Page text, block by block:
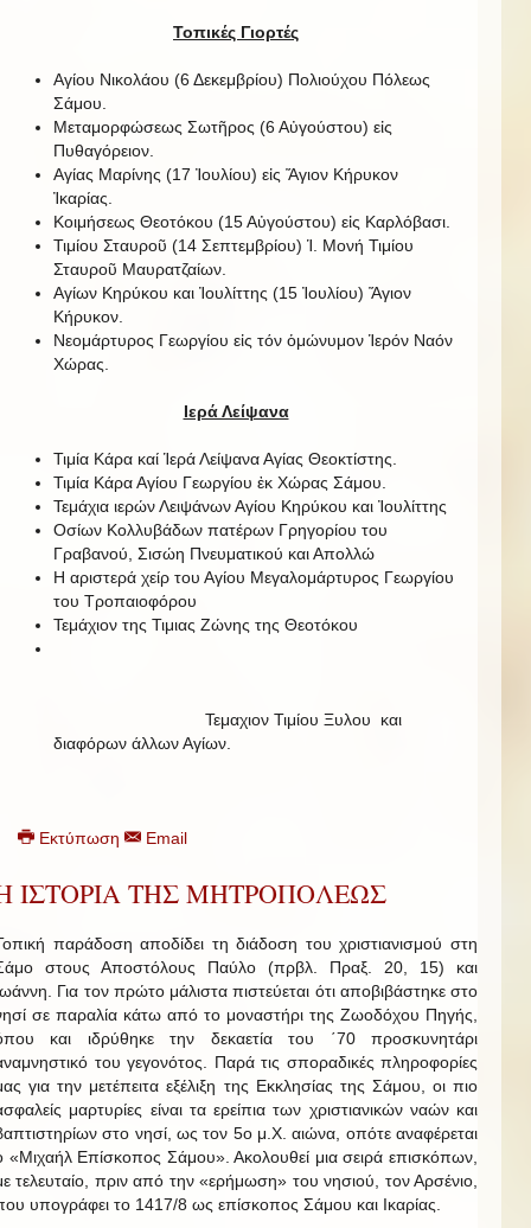
Τοπικές Γιορτές
Αγίου Νικολάου (6 Δεκεμβρίου) Πολιούχου Πόλεως
Σάμου.
Μεταμορφώσεως Σωτῆρος (6 Αὐγούστου) εἰς
Πυθαγόρειον.
Αγίας Μαρίνης (17 Ἰουλίου) εἰς Ἅγιον Κήρυκον
Ἰκαρίας.
Κοιμήσεως Θεοτόκου (15 Αὐγούστου) εἰς Καρλόβασι.
Τιμίου Σταυροῦ (14 Σεπτεμβρίου) Ἱ. Μονή Τιμίου
Σταυροῦ Μαυρατζαίων.
Αγίων Κηρύκου και Ἰουλίττης (15 Ἰουλίου) Ἅγιον
Κήρυκον.
Νεομάρτυρος Γεωργίου εἰς τόν ὁμώνυμον Ἱερόν Ναόν
Χώρας.
Ιερά Λείψανα
Τιμία Κάρα καί Ἱερά Λείψανα Αγίας Θεοκτίστης.
Τιμία Κάρα Αγίου Γεωργίου ἐκ Χώρας Σάμου.
Τεμάχια ιερών Λειψάνων Αγίου Κηρύκου και Ἰουλίττης
Οσίων Κολλυβάδων πατέρων Γρηγορίου του
Γραβανού, Σισώη Πνευματικού και Απολλώ
Η αριστερά χείρ του Αγίου Μεγαλομάρτυρος Γεωργίου
του Τροπαιοφόρου
Τεμάχιον της Τιμιας Ζώνης της Θεοτόκου
Τεμαχιον Τιμίου Ξυλου και
διαφόρων άλλων Αγίων.
Εκτύπωση Email
ΙΣΤΟΡΙΑ ΤΗΣ ΜΗΤΡΟΠΟΛΕΩΣ
παράδοση αποδίδει τη διάδοση του χριστιανισμού στη
στους Αποστόλους Παύλο (πρβλ. Πραξ. 20, 15) και
Για τον πρώτο μάλιστα πιστεύεται ότι αποβιβάστηκε στο
σε παραλία κάτω από το μοναστήρι της Ζωοδόχου Πηγής,
και ιδρύθηκε την δεκαετία του ΄70 προσκυνητάρι
του γεγονότος. Παρά τις σποραδικές πληροφορίες
για την μετέπειτα εξέλιξη της Εκκλησίας της Σάμου, οι πιο
μαρτυρίες είναι τα ερείπια των χριστιανικών ναών και
στο νησί, ως τον 5ο μ.Χ. αιώνα, οπότε αναφέρεται
«Μιχαήλ Επίσκοπος Σάμου». Ακολουθεί μια σειρά επισκόπων,
τελευταίο, πριν από την «ερήμωση» του νησιού, τον Αρσένιο,
υπογράφει το 1417/8 ως επίσκοπος Σάμου και Ικαρίας.